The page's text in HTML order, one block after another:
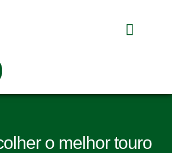
o melhor touro